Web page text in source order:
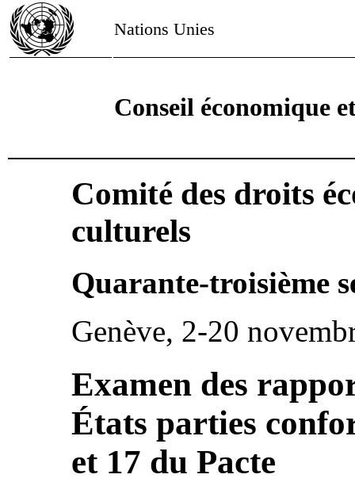
Nations Unies
Conseil économique
Comité des droits
culturels
Quarante-troisième
Genève, 2-20
Examen des
États parties
et 17 du Pacte